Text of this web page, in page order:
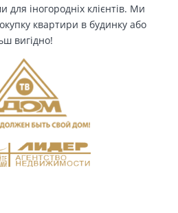
іногородніх клієнтів. Ми
квартири в будинку або
вигідно!